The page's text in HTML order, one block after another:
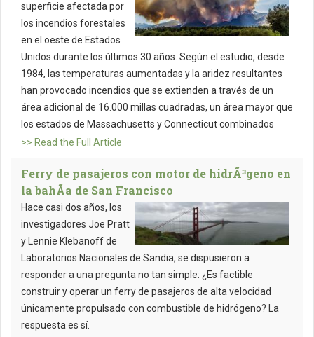
superficie afectada por
los incendios forestales
en el oeste de Estados
Unidos durante los últimos 30 años. Según el estudio, desde
1984, las temperaturas aumentadas y la aridez resultantes
han provocado incendios que se extienden a través de un
área adicional de 16.000 millas cuadradas, un área mayor que
los estados de Massachusetts y Connecticut combinados
>> Read the Full Article
Ferry de pasajeros con motor de hidrÃ³geno en
la bahÃ­a de San Francisco
Hace casi dos años, los
investigadores Joe Pratt
y Lennie Klebanoff de
Laboratorios Nacionales de Sandia, se dispusieron a
responder a una pregunta no tan simple: ¿Es factible
construir y operar un ferry de pasajeros de alta velocidad
únicamente propulsado con combustible de hidrógeno? La
respuesta es sí.